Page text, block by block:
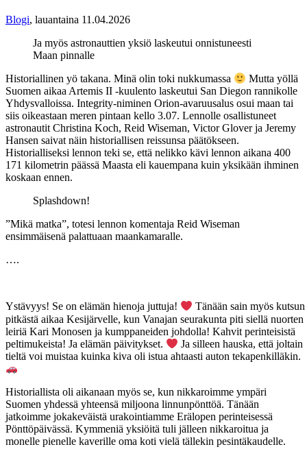
Blogi, lauantaina 11.04.2026
Ja myös astronauttien yksiö laskeutui onnistuneesti
Maan pinnalle
Historiallinen yö takana. Minä olin toki nukkumassa
Mutta yöllä
Suomen aikaa Artemis II -kuulento laskeutui San Diegon rannikolle
Yhdysvalloissa. Integrity-niminen Orion-avaruusalus osui maan tai
siis oikeastaan meren pintaan kello 3.07. Lennolle osallistuneet
astronautit Christina Koch, Reid Wiseman, Victor Glover ja Jeremy
Hansen saivat näin historiallisen reissunsa päätökseen.
Historialliseksi lennon teki se, että nelikko kävi lennon aikana 400
171 kilometrin päässä Maasta eli kauempana kuin yksikään ihminen
koskaan ennen.
Splash­down!
”Mikä matka”, totesi lennon komentaja Reid Wiseman
ensimmäisenä palattuaan maankamaralle.
….
Ystävyys! Se on elämän hienoja juttuja!
Tänään sain myös kutsun
pitkästä aikaa Kesijärvelle, kun Vanajan seurakunta piti siellä nuorten
leiriä Kari Monosen ja kumppaneiden johdolla! Kahvit perinteisistä
peltimukeista! Ja elämän päivitykset.
Ja silleen hauska, että joltain
tieltä voi muistaa kuinka kiva oli istua ahtaasti auton tekapenkilläkin.
Historiallista oli aikanaan myös se, kun nikkaroimme ympäri
Suomen yhdessä yhteensä miljoona linnunpönttöä. Tänään
jatkoimme jokakeväistä urakointiamme Erälopen perinteisessä
Pönttöpäivässä. Kymmeniä yksiöitä tuli jälleen nikkaroitua ja
monelle pienelle kaverille oma koti vielä tällekin pesintäkaudelle.